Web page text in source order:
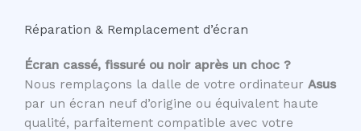
Réparation & Remplacement d’écran
Écran cassé, fissuré ou noir après un choc ?
Nous remplaçons la dalle de votre ordinateur Asus
par un écran neuf d’origine ou équivalent haute
qualité, parfaitement compatible avec votre